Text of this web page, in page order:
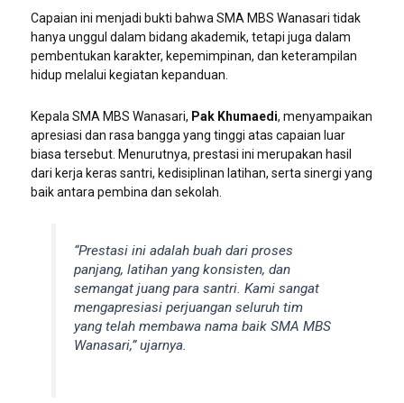
Capaian ini menjadi bukti bahwa SMA MBS Wanasari tidak
hanya unggul dalam bidang akademik, tetapi juga dalam
pembentukan karakter, kepemimpinan, dan keterampilan
hidup melalui kegiatan kepanduan.
Kepala SMA MBS Wanasari, Pak Khumaedi, menyampaikan
apresiasi dan rasa bangga yang tinggi atas capaian luar
biasa tersebut. Menurutnya, prestasi ini merupakan hasil
dari kerja keras santri, kedisiplinan latihan, serta sinergi yang
baik antara pembina dan sekolah.
“Prestasi ini adalah buah dari proses
panjang, latihan yang konsisten, dan
semangat juang para santri. Kami sangat
mengapresiasi perjuangan seluruh tim
yang telah membawa nama baik SMA MBS
Wanasari,” ujarnya.